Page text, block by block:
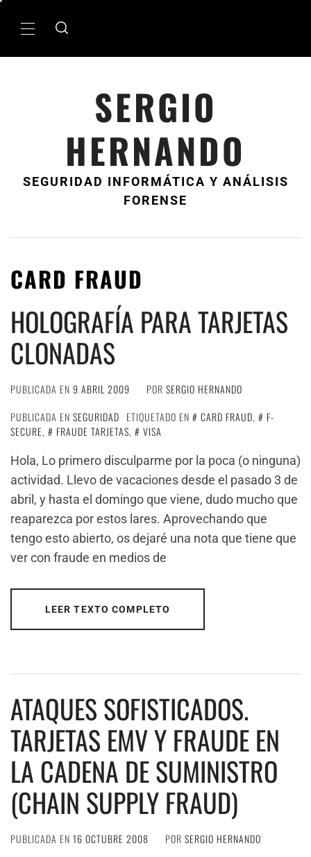
MenÃº
SERGIO
HERNANDO
SEGURIDAD INFORMÁTICA Y ANÁLISIS
FORENSE
CARD FRAUD
HOLOGRAFÍA PARA TARJETAS
CLONADAS
PUBLICADA EN 9 ABRIL 2009 POR SERGIO HERNANDO
PUBLICADA EN SEGURIDAD ETIQUETADO EN CARD FRAUD,
F-
SECURE, FRAUDE TARJETAS,
VISA
Hola, Lo primero disculparme por la poca (o ninguna)
actividad. Llevo de vacaciones desde el pasado 3 de
abril, y hasta el domingo que viene, dudo mucho que
reaparezca por estos lares. Aprovechando que
tengo esto abierto, os dejaré una nota que tiene que
ver con fraude en medios de
LEER TEXTO COMPLETO
ATAQUES SOFISTICADOS.
TARJETAS EMV Y FRAUDE EN
LA CADENA DE SUMINISTRO
(CHAIN SUPPLY FRAUD)
PUBLICADA EN 16 OCTUBRE 2008 POR SERGIO HERNANDO